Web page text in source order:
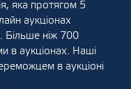
яка протягом 5
аукціонах
ніж 700
в аукціонах. Наші
в аукціоні